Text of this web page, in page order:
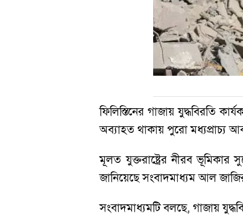
ফিলিস্তিনের গাজায় যুদ্ধবিরতি
অব্যাহত থাকায় পুরো মধ্যপ্রাচ্য
মূলত যুক্তরাষ্ট্রের নীরব ভূমিকার
জানিয়েছে সংবাদমাধ্যম আল
সংবাদমাধ্যমটি বলছে, গাজায়